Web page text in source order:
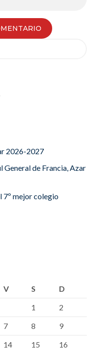
2026-2027
General de Francia, Azar
7º mejor colegio
V S
D
1
2
7 8
9
14 15 16